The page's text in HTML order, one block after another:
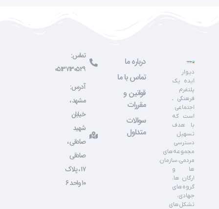
دیوار
ایده یک
پلتفرم
فرهنگی ـ
اجتماعی
است که
با هدف
تسهیل
دسترسی
مجموعه‌های
مردمی،سازمان
ها و
ارگان ها،
گروه‌های
جهادی،
تشکل‌های
درباره ما
تماس با ما
قوانین و
مقررات
سوالات
متداول
تماس:
۰۵۱۳۷۱۳۰۵۲۹
آدرس:
مشهد ،
خیابان
شهید
صادقی ،
صادقی
۱۷ ، پلاک
۱۰ واحد ۶